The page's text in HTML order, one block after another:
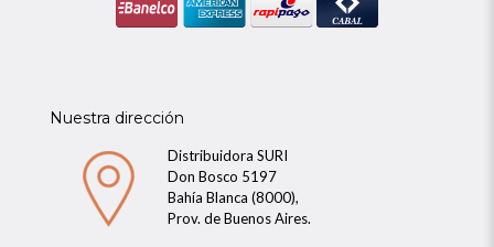
Nuestra dirección
Distribuidora SURI
Don Bosco 5197
Bahía Blanca (8000),
Prov. de Buenos Aires.